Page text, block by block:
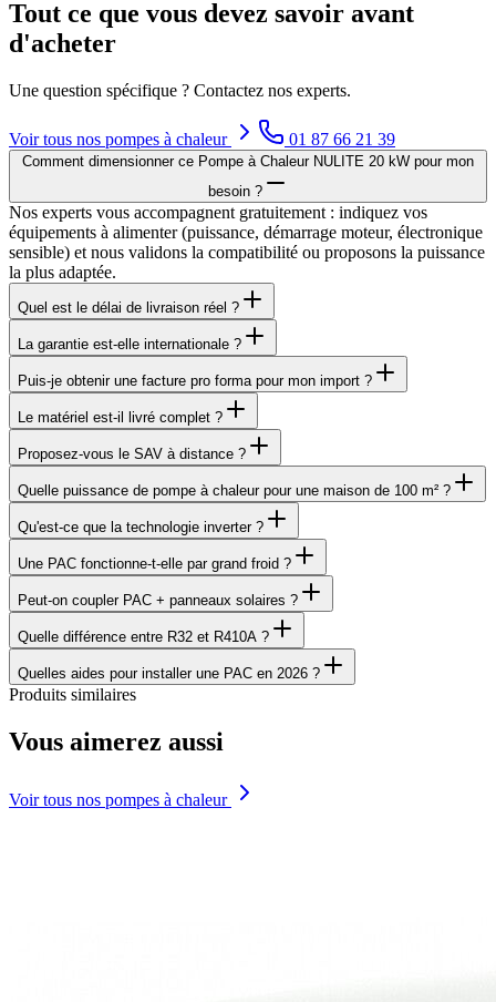
Tout ce que vous devez savoir avant
d'acheter
Une question spécifique ? Contactez nos experts.
Voir tous nos pompes à chaleur 01 87 66 21 39
Comment dimensionner ce Pompe à Chaleur NULITE 20 kW pour mon
besoin ?
Nos experts vous accompagnent gratuitement : indiquez vos
équipements à alimenter (puissance, démarrage moteur, électronique
sensible) et nous validons la compatibilité ou proposons la puissance
la plus adaptée.
Quel est le délai de livraison réel ?
La garantie est-elle internationale ?
Puis-je obtenir une facture pro forma pour mon import ?
Le matériel est-il livré complet ?
Proposez-vous le SAV à distance ?
Quelle puissance de pompe à chaleur pour une maison de 100 m² ?
Qu'est-ce que la technologie inverter ?
Une PAC fonctionne-t-elle par grand froid ?
Peut-on coupler PAC + panneaux solaires ?
Quelle différence entre R32 et R410A ?
Quelles aides pour installer une PAC en 2026 ?
Produits similaires
Vous aimerez aussi
Voir tous nos pompes à chaleur